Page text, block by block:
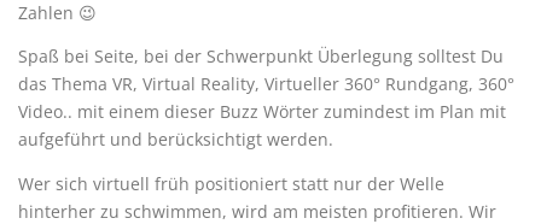
Zahlen 😉
Spaß bei Seite, bei der Schwerpunkt Überlegung solltest Du
das Thema VR, Virtual Reality, Virtueller 360° Rundgang, 360°
Video.. mit einem dieser Buzz Wörter zumindest im Plan mit
aufgeführt und berücksichtigt werden.
Wer sich virtuell früh positioniert statt nur der Welle
hinterher zu schwimmen, wird am meisten profitieren. Wir